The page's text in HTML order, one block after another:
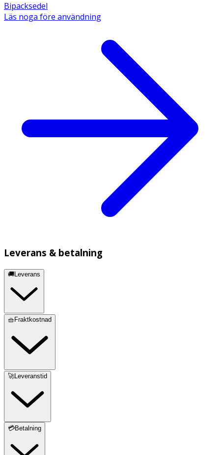
Bipacksedel
Läs noga före användning
Leverans & betalning
🚚Leverans
🧺Fraktkostnad
🚀Leveranstid
💳Betalning